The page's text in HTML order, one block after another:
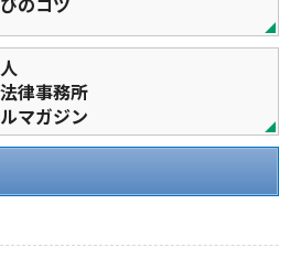
律事務所
マガジン